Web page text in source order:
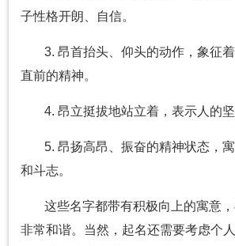
子性格开朗、自信。
3. 昂首抬头、仰头的动作，象征
直前的精神。
4. 昂立挺拔地站立着，表示人的坚
5. 昂扬高昂、振奋的精神状态，
和斗志。
这些名字都带有积极向上的寓意，
非常和谐。当然，起名还需要考虑个